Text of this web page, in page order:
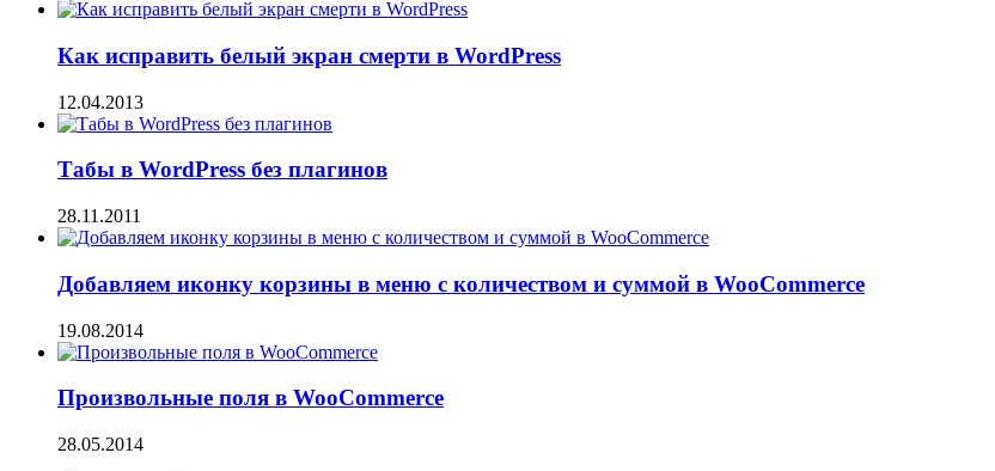
Как исправить белый экран смерти в WordPress
12.04.2013
Табы в WordPress без плагинов
28.11.2011
Добавляем иконку корзины в меню с количеством и суммой в WooCommerce
19.08.2014
Произвольные поля в WooCommerce
28.05.2014